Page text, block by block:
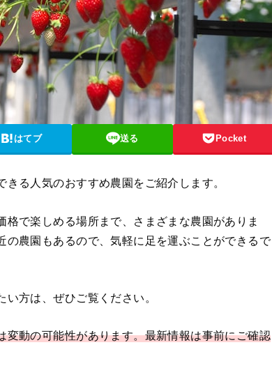
はてブ 送る Pocket
る人気のおすすめ農園をご紹介します。
で楽しめる場所まで、さまざまな農園がありま
農園もあるので、気軽に足を運ぶことができるで
方は、ぜひご覧ください。
動の可能性があります。最新情報は事前にご確認